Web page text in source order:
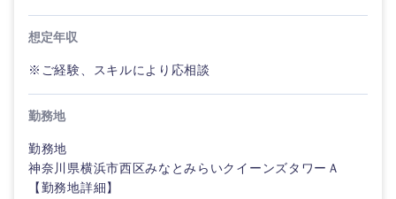
甲信越・北陸
想定年収
※ご経験、スキルにより応相談
勤務地
勤務地
神奈川県横浜市西区みなとみらいクイーンズタワーＡ
【勤務地詳細】